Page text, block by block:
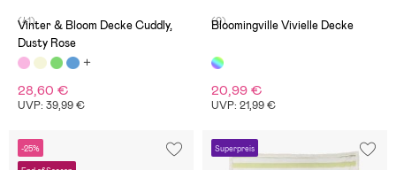
(41)
Vinter & Bloom Decke Cuddly,
Dusty Rose
28,60 €
UVP: 39,99 €
(0)
Bloomingville Vivielle Decke
20,99 €
UVP: 21,99 €
-25% Superpreis